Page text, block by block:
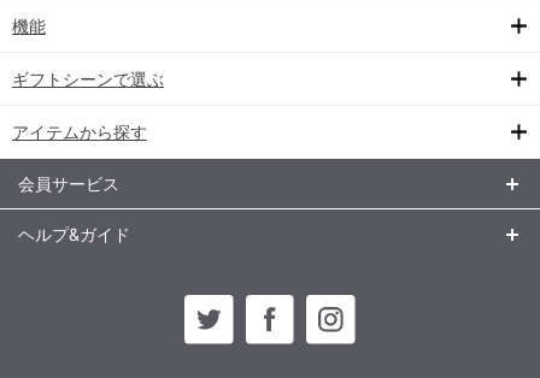
機能
ギフトシーンで選ぶ
アイテムから探す
会員サービス
ヘルプ&ガイド